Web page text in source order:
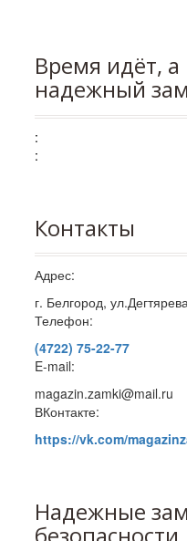
Время идёт,
надежный
:
:
Контакты
Адрес:
г. Белгород,
Телефон:
(4722) 75-22-77
E-mail:
magazin.zamki@mail.ru
ВКонтакте:
https://vk.com/
Надежные